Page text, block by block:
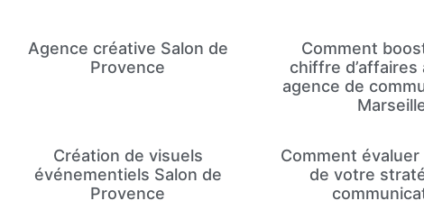
Agence créative Salon de
Provence
Comment
chiffre d’affaires
agence de
Création de visuels
événementiels Salon de
Provence
Comment évaluer
de votre